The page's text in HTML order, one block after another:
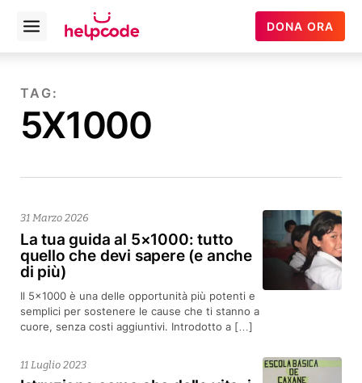
contenuto
Helpcode
Italia
Open
menu
DONA ORA
TAG:
5X1000
La tua guida al 5×1000: tutto
quello che devi sapere (e anche
di più)
31 Marzo 2026
Il 5×1000 è una delle opportunità più potenti e
semplici per sostenere le cause che ti stanno a
cuore, senza costi aggiuntivi. Introdotto a […]
11 Luglio 2023